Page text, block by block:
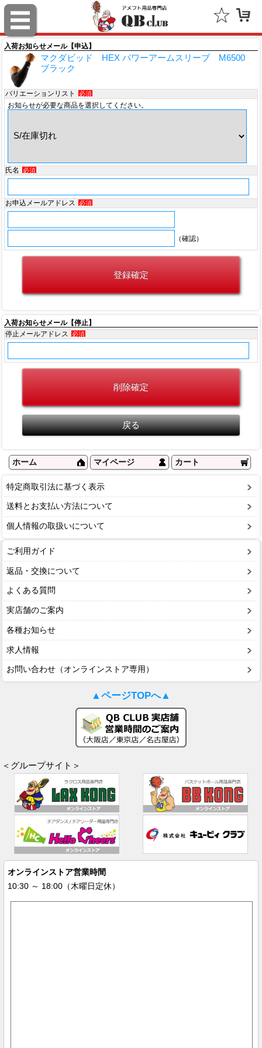
入荷お知らせメール【申込】
マクダビッド HEX パワーアームスリーブ M6500
ブラック
バリエーションリスト 必須
お知らせが必要な商品を選択してください。
氏名 必須
お申込メールアドレス 必須
（確認）
入荷お知らせメール【停止】
停止メールアドレス
必須
ホーム マイページ カート
特定商取引法に基づく表示
送料とお支払い方法について
個人情報の取扱いについて
ご利用ガイド
返品・交換について
よくある質問
実店舗のご案内
各種お知らせ
求人情報
お問い合わせ（オンラインストア専用）
▲ページTOPへ▲
＜グループサイト＞
オンラインストア営業時間
10:30 ～ 18:00（木曜日定休）
スポルディング（SPALDING）
ミッチェル＆ネス（Mitchell & Ness）
ポータフォン（PORTAPHONE）
ギルマンギア（Gilman Gear）
すべて